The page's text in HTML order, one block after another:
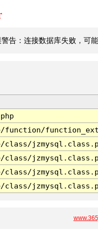
告：连接数据库失败，可
function/
class/
class/
class/
class/